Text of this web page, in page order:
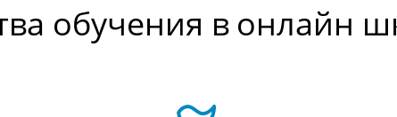
обучения в онлайн